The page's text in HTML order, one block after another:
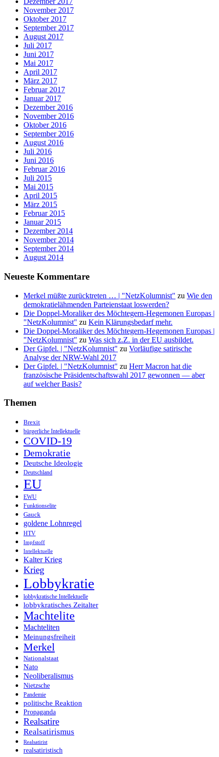
November 2017
Oktober 2017
September 2017
August 2017
Juli 2017
Juni 2017
Mai 2017
April 2017
März 2017
Februar 2017
Januar 2017
Dezember 2016
November 2016
Oktober 2016
September 2016
August 2016
Juli 2016
Juni 2016
Februar 2016
Juli 2015
Mai 2015
April 2015
März 2015
Februar 2015
Januar 2015
Dezember 2014
November 2014
September 2014
August 2014
Neueste Kommentare
Merkel müßte zurücktreten … | "NetzKolumnist" zu Wie den
demokratielähmenden Parteienstaat loswerden?
Die Doppel-Moraliker des Möchtegern-Hegemonen Europas |
"NetzKolumnist" zu Kein Klärungsbedarf mehr.
Die Doppel-Moraliker des Möchtegern-Hegemonen Europas |
"NetzKolumnist" zu Was sich z.Z. in der EU ausbildet.
Der Gipfel. | "NetzKolumnist" zu Vorläufige satirische
Analyse der NRW-Wahl 2017
Der Gipfel. | "NetzKolumnist" zu Herr Macron hat die
französische Präsidentschaftswahl 2017 gewonnen — aber
auf welcher Basis?
Themen
Brexit
bürgerliche Intellektuelle
COVID-19
Demokratie
Deutsche Ideologie
Deutschland
EU
EWU
Funktionselite
Gauck
goldene Lohnregel
HTV
Impfstoff
Intellektuelle
Kalter Krieg
Krieg
Lobbykratie
lobbykratische Intellektuelle
lobbykratisches Zeitalter
Machtelite
Machteliten
Meinungsfreiheit
Merkel
Nationalstaat
Nato
Neoliberalismus
Nietzsche
Pandemie
politische Reaktion
Propaganda
Realsatire
Realsatirismus
Realsatirist
realsatiristisch